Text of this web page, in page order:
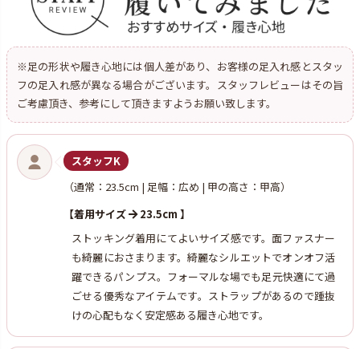
※足の形状や履き心地には個人差があり、お客様の足入れ感とスタッ
フの足入れ感が異なる場合がございます。スタッフレビューはその旨
ご考慮頂き、参考にして頂きますようお願い致します。
スタッフK
（通常：23.5cm | 足幅：広め | 甲の高さ：甲高）
【着用サイズ
23.5cm 】
ストッキング着用にてよいサイズ感です。面ファスナー
も綺麗におさまります。綺麗なシルエットでオンオフ活
躍できるパンプス。フォーマルな場でも足元快適にて過
ごせる優秀なアイテムです。ストラップがあるので踵抜
けの心配もなく安定感ある履き心地です。